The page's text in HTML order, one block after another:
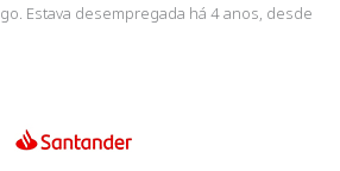
Estava desempregada há 4 anos, desde